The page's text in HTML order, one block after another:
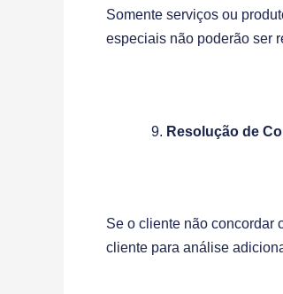
Somente serviços ou
especiais não poderão ser
Resolução de
Se o cliente não concordar
cliente para análise